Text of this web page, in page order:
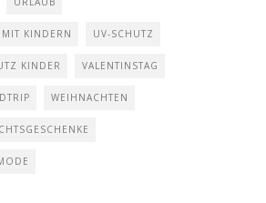
KINDERN UV-SCHUTZ
KINDER VALENTINSTAG
WEIHNACHTEN